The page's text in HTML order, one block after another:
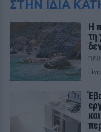
ΣΤΗΝ ΙΔΙΑ
Η
τη